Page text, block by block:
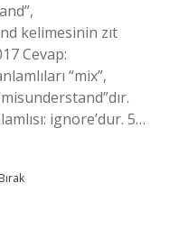
kelimesinin zıt
Cevap:
“mix”,
ignore’dur. 5…